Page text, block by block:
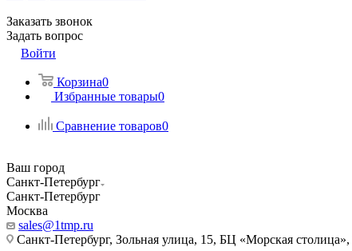
Заказать звонок
Задать вопрос
Войти
Корзина0
Избранные товары0
Сравнение товаров0
Ваш город
Санкт-Петербург
Санкт-Петербург
Москва
sales@1tmp.ru
Санкт-Петербург, Зольная улица, 15, БЦ «Морская